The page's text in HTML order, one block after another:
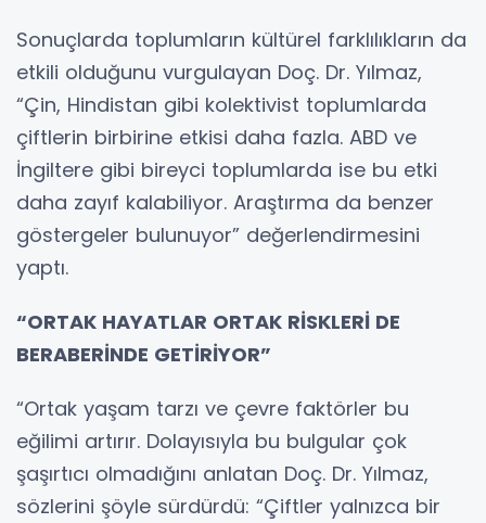
Sonuçlarda toplumların kültürel farklılıkların da
etkili olduğunu vurgulayan Doç. Dr. Yılmaz,
“Çin, Hindistan gibi kolektivist toplumlarda
çiftlerin birbirine etkisi daha fazla. ABD ve
İngiltere gibi bireyci toplumlarda ise bu etki
daha zayıf kalabiliyor. Araştırma da benzer
göstergeler bulunuyor” değerlendirmesini
yaptı.
“ORTAK HAYATLAR ORTAK RİSKLERİ DE
BERABERİNDE GETİRİYOR”
“Ortak yaşam tarzı ve çevre faktörler bu
eğilimi artırır. Dolayısıyla bu bulgular çok
şaşırtıcı olmadığını anlatan Doç. Dr. Yılmaz,
sözlerini şöyle sürdürdü: “Çiftler yalnızca bir